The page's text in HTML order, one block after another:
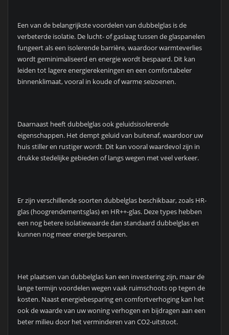
Een van de belangrijkste voordelen van dubbelglas is de
verbeterde isolatie. De lucht- of gaslaag tussen de glaspanelen
fungeert als een isolerende barrière, waardoor warmteverlies
wordt geminimaliseerd en energie wordt bespaard. Dit kan
leiden tot lagere energierekeningen en een comfortabeler
binnenklimaat, vooral in koude of warme seizoenen.
Daarnaast heeft dubbelglas ook geluidsisolerende
eigenschappen. Het dempt geluid van buitenaf, waardoor uw
huis stiller en rustiger wordt. Dit kan vooral waardevol zijn in
drukke stedelijke gebieden of langs wegen met veel verkeer.
Er zijn verschillende soorten dubbelglas beschikbaar, zoals HR-
glas (hoogrendementsglas) en HR++-glas. Deze types hebben
een nog betere isolatiewaarde dan standaard dubbelglas en
kunnen nog meer energie besparen.
Het plaatsen van dubbelglas kan een investering zijn, maar de
lange termijn voordelen wegen vaak ruimschoots op tegen de
kosten. Naast energiebesparing en comfortverhoging kan het
ook de waarde van uw woning verhogen en bijdragen aan een
beter milieu door het verminderen van CO2-uitstoot.